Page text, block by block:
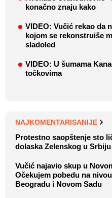
konačno znaju kako
VIDEO: Vučić rekao da
kojom se rekonstruiše
sladoled
VIDEO: U šumama
točkovima
NAJKOMENTARISANIJE
Protestno saopštenje sto
dolaska Zelenskog u Srbiju
Vučić najavio skup u
Očekujem pobedu na
Beogradu i Novom Sadu